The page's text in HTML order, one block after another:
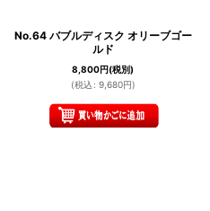
No.64 バブルディスク オリーブゴー
ルド
8,800円(税別)
(税込 : 9,680円)